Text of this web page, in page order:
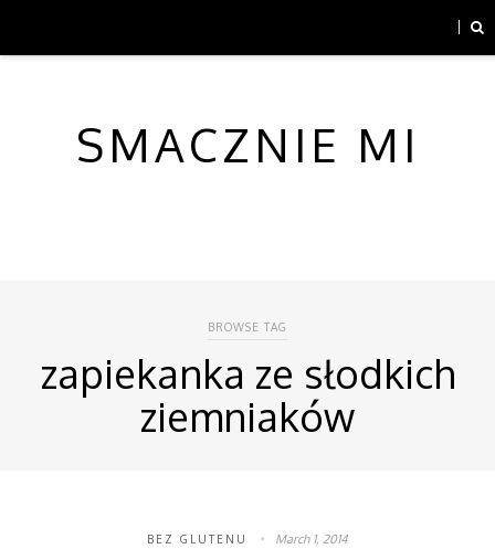
SMACZNIE MI
BROWSE TAG
zapiekanka ze słodkich
ziemniaków
BEZ GLUTENU March 1, 2014